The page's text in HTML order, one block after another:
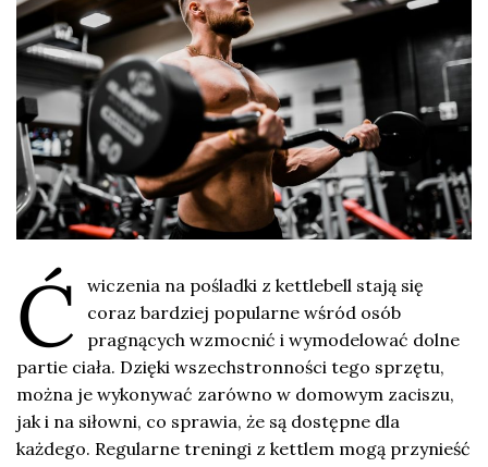
Ć
wiczenia na pośladki z kettlebell stają się
coraz bardziej popularne wśród osób
pragnących wzmocnić i wymodelować dolne
partie ciała. Dzięki wszechstronności tego sprzętu,
można je wykonywać zarówno w domowym zaciszu,
jak i na siłowni, co sprawia, że są dostępne dla
każdego. Regularne treningi z kettlem mogą przynieść